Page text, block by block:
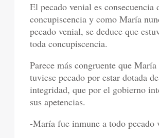
El pecado venial es consecuencia
concupiscencia y como María
pecado venial, se deduce que
toda concupiscencia.
Parece más congruente que María
tuviese pecado por estar dotada
integridad, que por el gobierno
sus apetencias.
-María fue inmune a todo pecado